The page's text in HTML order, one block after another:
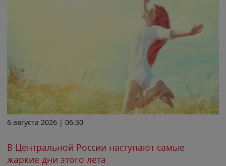
6 августа 2026 | 06:30
В Центральной России наступают самые
жаркие дни этого лета